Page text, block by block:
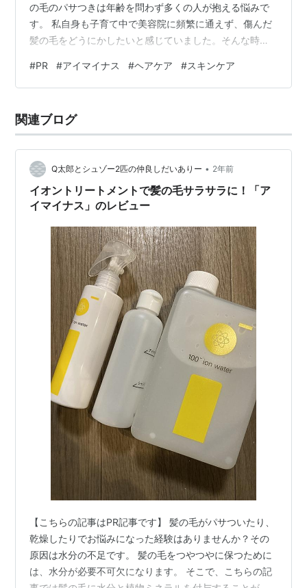
の毛のパサつきは年齢を問わず多くの人が抱える悩みで
す。 私自身も子育て中で美容院に頻繁に通えず、傷んだ
髪の毛をどうにかしたいと感じていました。そんな時に
ると話題の「アイマイナス」。 本記事では、「アイマイ
ナス」を実際に使用して感じた効果や使い方を詳しく紹
るケアアイテムを探している方に役立つ内容です。 全身
に使える化粧水？家族全員で５通りの使い方 家族全員で
#PR #アイマイナス #ヘアケア #スキンケア
関連ブログ
Q太郎とシュゾー2匹の仲良しだいありー • 2年前
イオントリートメントで髪の毛サラサラに！「ア
イマイナス」のレビュー
【こちらの記事はPR記事です】 髪の毛がパサついたり、
乾燥したりでお悩みになった経験はありませんか？その
原因は水分の不足です。 髪の毛をつやつやに保つために
は、水分が必要不可欠になります。 そこで、こちらの記